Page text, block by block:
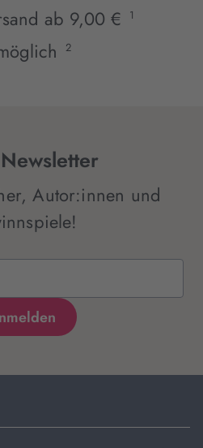
ab 9,00 €
1
2
Autor:innen und